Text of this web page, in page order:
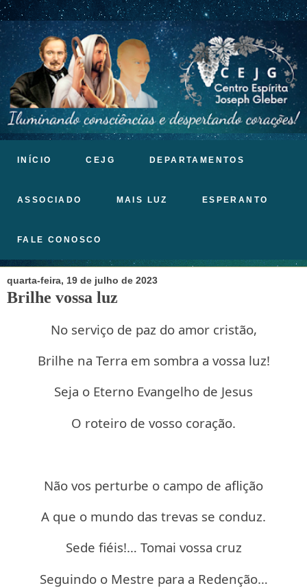
INÍCIO CEJG DEPARTAMENTOS
ASSOCIADO MAIS LUZ ESPERANTO
FALE CONOSCO
quarta-feira, 19 de julho de 2023
Brilhe vossa luz
No serviço de paz do amor cristão,
Brilhe na Terra em sombra a vossa luz!
Seja o Eterno Evangelho de Jesus
O roteiro de vosso coração.
Não vos perturbe o campo de aflição
A que o mundo das trevas se conduz.
Sede fiéis!… Tomai vossa cruz
Seguindo o Mestre para a Redenção…